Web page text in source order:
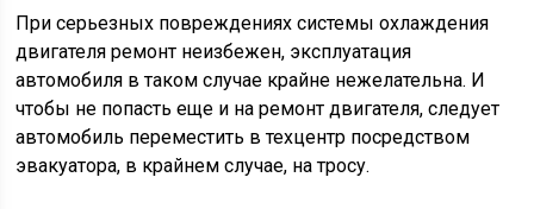
При серьезных повреждениях системы охлаждения
двигателя ремонт неизбежен, эксплуатация
автомобиля в таком случае крайне нежелательна. И
чтобы не попасть еще и на ремонт двигателя, следует
автомобиль переместить в техцентр посредством
эвакуатора, в крайнем случае, на тросу.